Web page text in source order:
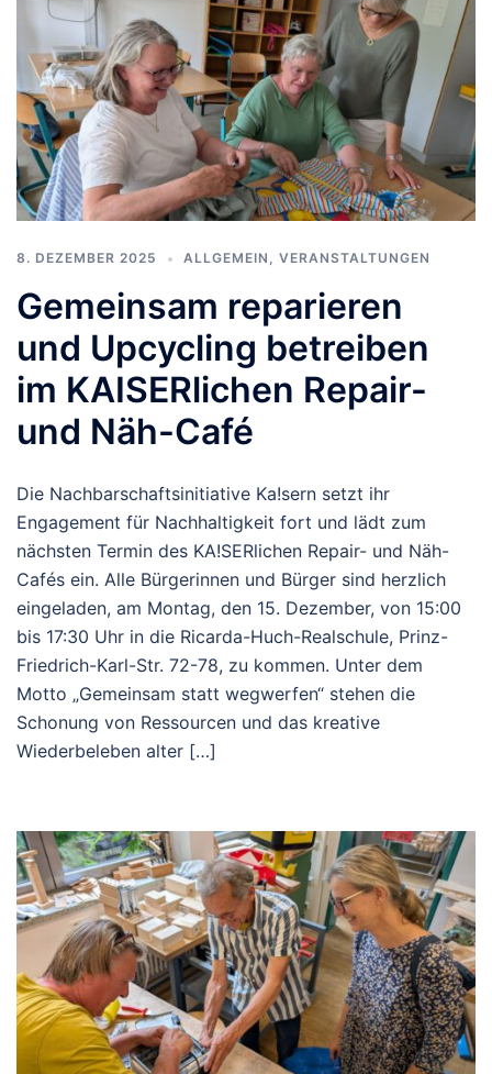
8. DEZEMBER 2025 ALLGEMEIN VERANSTALTUNGEN
Gemeinsam reparieren
und Upcycling betreiben
im KAISERlichen Repair-
und Näh-Café
Die Nachbarschaftsinitiative Ka!sern setzt ihr
Engagement für Nachhaltigkeit fort und lädt zum
nächsten Termin des KA!SERlichen Repair- und Näh-
Cafés ein. Alle Bürgerinnen und Bürger sind herzlich
eingeladen, am Montag, den 15. Dezember, von 15:00
bis 17:30 Uhr in die Ricarda-Huch-Realschule, Prinz-
Friedrich-Karl-Str. 72-78, zu kommen. Unter dem
Motto „Gemeinsam statt wegwerfen“ stehen die
Schonung von Ressourcen und das kreative
Wiederbeleben alter […]